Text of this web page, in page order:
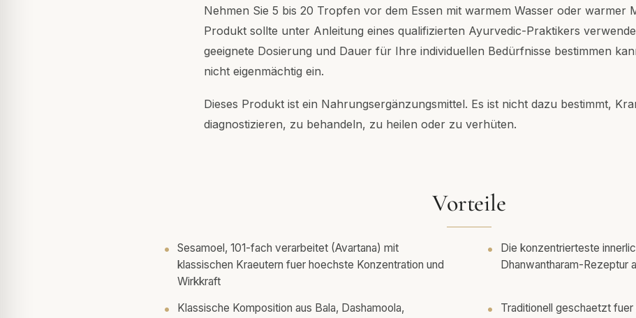
Nehmen Sie 5 bis 20 Tropfen vor dem Essen mit warmem Wasser oder warmer
Produkt sollte unter Anleitung eines qualifizierten Ayurvedic-Praktikers
geeignete Dosierung und Dauer für Ihre individuellen Bedürfnisse bestimmen
nicht eigenmächtig ein.
Dieses Produkt ist ein Nahrungsergänzungsmittel. Es ist nicht dazu bestimmt,
diagnostizieren, zu behandeln, zu heilen oder zu verhüten.
Vorteile
Sesamoel, 101-fach verarbeitet (Avartana) mit
klassischen Kraeutern fuer hoechste Konzentration und
Wirkkraft
Die konzentrierteste
Dhanwantharam-Rezeptur
Klassische Komposition aus Bala, Dashamoola,
Traditionell geschaetzt